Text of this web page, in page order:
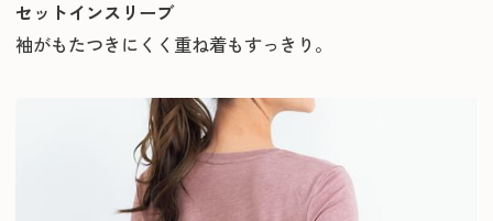
セットインスリーブ
袖がもたつきにくく重ね着もすっきり。